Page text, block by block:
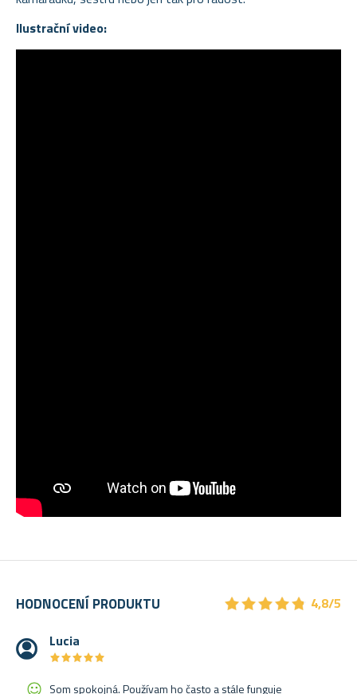
Ilustrační video:
HODNOCENÍ PRODUKTU ★★★★★
★★★★★ 4,8/5
Lucia
★★★★★
★★★★★
Som spokojná. Používam ho často a stále funguje